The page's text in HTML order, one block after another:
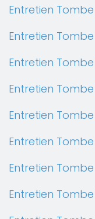
Entretien
Entretien
Entretien Tombe
Entretien Tombe
Entretien Tombe
Entretien Tombe
Entretien Tombe
Entretien Tombe